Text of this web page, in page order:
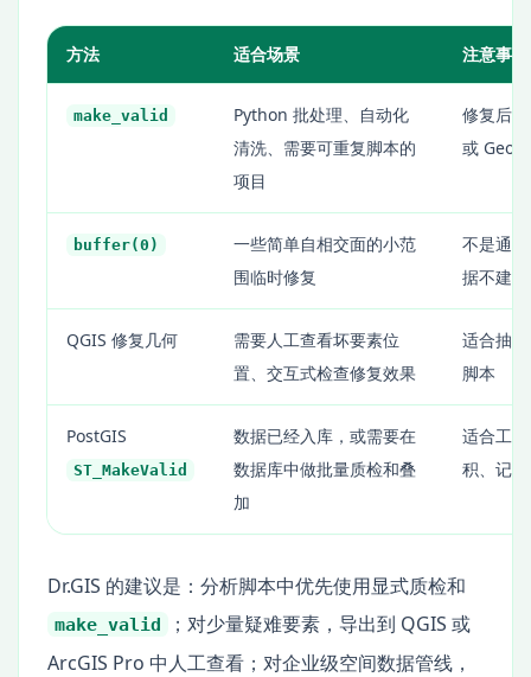
方法 适合场景 注意事项
make_valid
Python 批处理、自动化
清洗、需要可重复脚本的
项目
修复后
或
buffer(0)
一些简单自相交面的小范
围临时修复
不是通
据不建
QGIS 修复几何
需要人工查看坏要素位
置、交互式检查修复效果
适合抽
脚本
PostGIS
ST_MakeValid
数据已经入库，或需要在
数据库中做批量质检和叠
加
适合工
积、记
Dr.GIS 的建议是：分析脚本中优先使用显式质检和
make_valid
；对少量疑难要素，导出到 QGIS 或
ArcGIS Pro 中人工查看；对企业级空间数据管线，